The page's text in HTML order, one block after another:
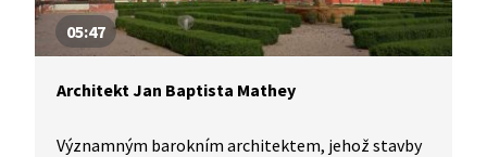
05:47
Architekt Jan Baptista Mathey
Významným barokním architektem, jehož stavby